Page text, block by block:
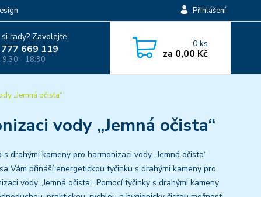
Přihlášení
rady? Zavolejte.
669 119
9:30 - 18:30
0ks
za 0,00 Kč
„Jemná očista“
vody „Jemná očista“
s drahými kameny pro harmonizaci vody „Jemná očista“
Vám přináší energetickou tyčinku s drahými kameny pro
vody „Jemná očista“. Pomocí tyčinky s drahými kameny